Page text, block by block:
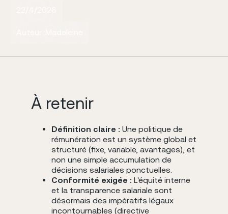
À retenir
Définition claire : Une politique de
rémunération est un système global et
structuré (fixe, variable, avantages), et
non une simple accumulation de
décisions salariales ponctuelles.
Conformité exigée : L'équité interne
et la transparence salariale sont
désormais des impératifs légaux
incontournables (directive